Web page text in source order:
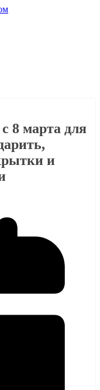
8 марта для
и